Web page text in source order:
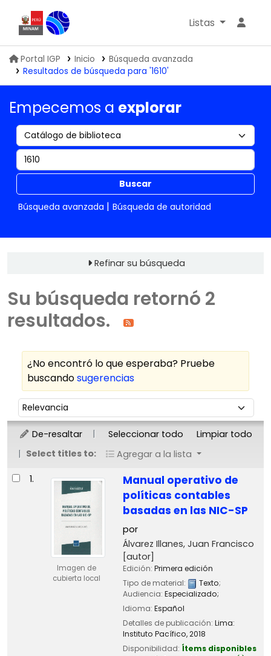
Biblioteca IGP
Listas
Portal IGP Inicio
Búsqueda avanzada
Resultados de búsqueda para '1610'
Empecemos a explorar
Buscar
Búsqueda avanzada
Búsqueda de autoridad
Refinar su búsqueda
Su búsqueda retornó 2
resultados.
¿No encontró lo que esperaba? Pruebe
buscandosugerencias
Ordenar
Ordenar por:
De-resaltar Seleccionar todo
Limpiar todo
Select titles to:
Agregar a la lista
Resultados
1.
Imagen de
cubierta local
Manual operativo de
políticas contables
basadas en las NIC-SP
por
Álvarez Illanes, Juan Francisco
[autor]
Edición: Primera edición
Tipo de material:
Texto;
Audiencia: Especializado;
Idioma: Español
Detalles de publicación: Lima:
Instituto Pacífico,2018
Disponibilidad: Ítems disponibles